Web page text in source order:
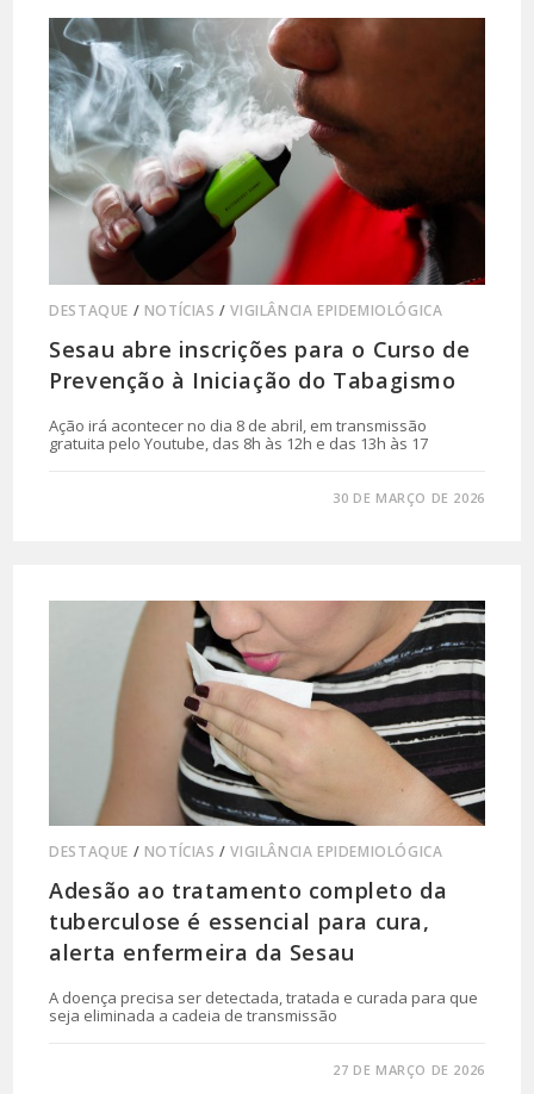
DESTAQUE / NOTÍCIAS /VIGILÂNCIA EPIDEMIOLÓGICA
Sesau abre inscrições para o Curso de
Prevenção à Iniciação do Tabagismo
Ação irá acontecer no dia 8 de abril, em transmissão
gratuita pelo Youtube, das 8h às 12h e das 13h às 17
30 DE MARÇO DE 2026
DESTAQUE / NOTÍCIAS /VIGILÂNCIA EPIDEMIOLÓGICA
Adesão ao tratamento completo da
tuberculose é essencial para cura,
alerta enfermeira da Sesau
A doença precisa ser detectada, tratada e curada para que
seja eliminada a cadeia de transmissão
27 DE MARÇO DE 2026